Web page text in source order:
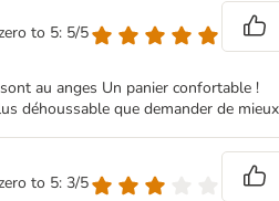
to 5: 5/5
au anges Un panier confortable !
déhoussable que demander de mieux
to 5: 3/5